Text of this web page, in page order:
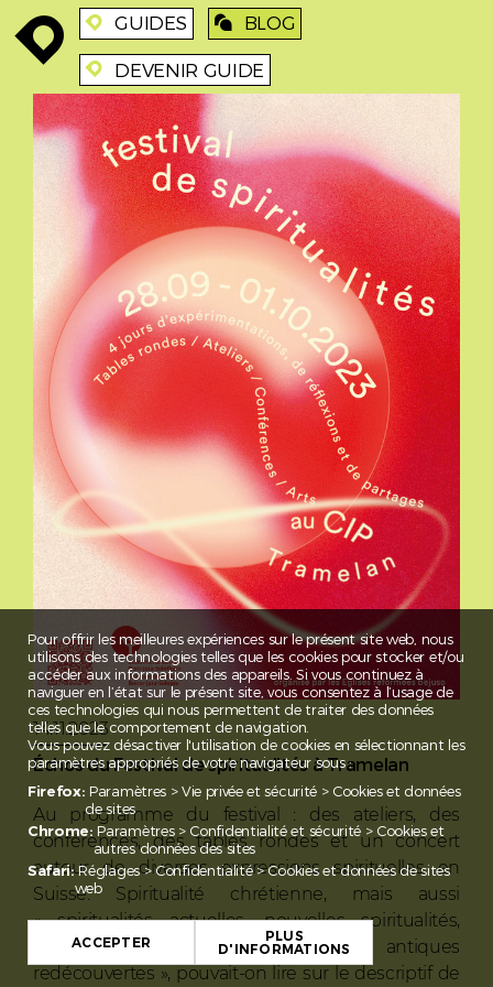
enroute enroute GUIDES blog BLOG
enroute DEVENIR GUIDE
14.11.2023
Échos du Festival de spiritualités à Tramelan
Au programme du festival : des ateliers, des
conférences, des tables rondes et un concert
autour de diverses expressions spirituelles en
Suisse. Spiritualité chrétienne, mais aussi
« spiritualités actuelles, nouvelles spiritualités,
spiritualités émergentes, spiritualités antiques
redécouvertes », pouvait-on lire sur le descriptif de
Pour offrir les meilleures expériences sur le présent site web, nous
utilisons des technologies telles que les cookies pour stocker et/ou
accéder aux informations des appareils. Si vous continuez à
naviguer en l’état sur le présent site, vous consentez à l’usage de
ces technologies qui nous permettent de traiter des données
telles que le comportement de navigation.
Vous pouvez désactiver l'utilisation de cookies en sélectionnant les
paramètres appropriés de votre navigateur sous :
Firefox: Paramètres > Vie privée et sécurité > Cookies et données
de sites
Chrome: Paramètres > Confidentialité et sécurité > Cookies et
autres données des sites
Safari:Réglages > Confidentialité > Cookies et données de sites
web
ACCEPTER PLUS
D'INFORMATIONS